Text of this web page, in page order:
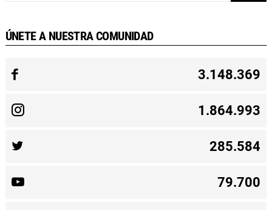
ÚNETE A NUESTRA COMUNIDAD
3.148.369
1.864.993
285.584
79.700